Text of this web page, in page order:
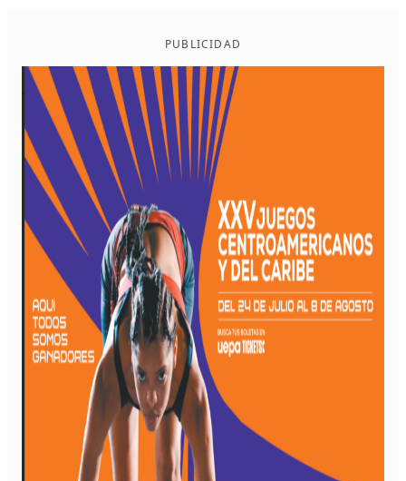
PUBLICIDAD